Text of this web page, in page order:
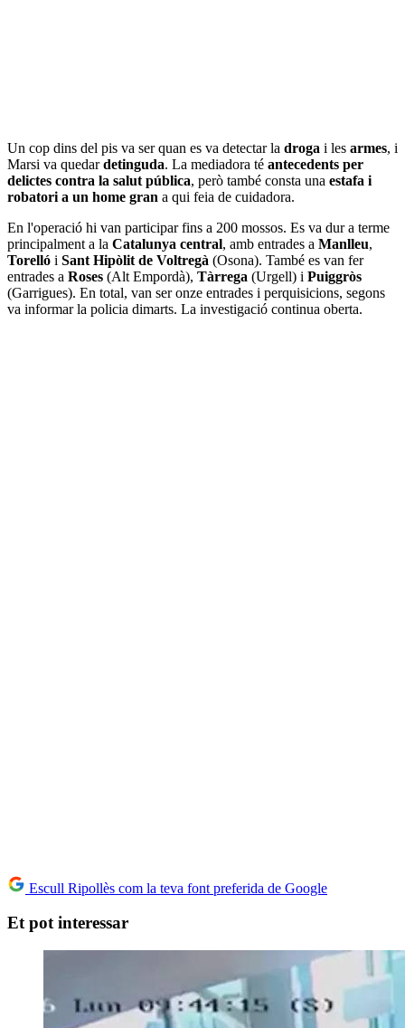
Un cop dins del pis va ser quan es va detectar la droga i les armes, i
Marsi va quedardetinguda. La mediadora té antecedents per
delictes contra la salut pública, però també consta una estafa i
robatori a un home gran a qui feia de cuidadora.
En l'operació hi van participar fins a 200 mossos. Es va dur a terme
principalment a la Catalunya central, amb entrades a Manlleu,
Torelló i Sant Hipòlit de Voltregà (Osona). També es van fer
entrades a Roses (Alt Empordà), Tàrrega (Urgell) i Puiggròs
(Garrigues). En total, van ser onze entrades i perquisicions, segons
va informar la policia dimarts. La investigació continua oberta.
Escull Ripollès com la teva font preferida de Google
Et pot interessar